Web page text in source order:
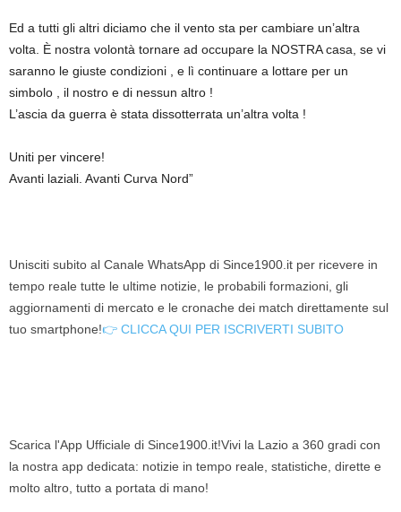
Ed a tutti gli altri diciamo che il vento sta per cambiare un’altra
volta. È nostra volontà tornare ad occupare la NOSTRA casa, se vi
saranno le giuste condizioni , e lì continuare a lottare per un
simbolo , il nostro e di nessun altro !
L’ascia da guerra è stata dissotterrata un’altra volta !
Uniti per vincere!
Avanti laziali. Avanti Curva Nord”
Unisciti subito al Canale WhatsApp di Since1900.it per ricevere in
tempo reale tutte le ultime notizie, le probabili formazioni, gli
aggiornamenti di mercato e le cronache dei match direttamente sul
tuo smartphone!👉 CLICCA QUI PER ISCRIVERTI SUBITO
Scarica l'App Ufficiale di Since1900.it!Vivi la Lazio a 360 gradi con
la nostra app dedicata: notizie in tempo reale, statistiche, dirette e
molto altro, tutto a portata di mano!